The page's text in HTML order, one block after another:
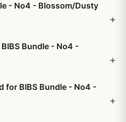
- No4 - Blossom/Dusty
Bundle - No4 -
for BIBS Bundle - No4 -